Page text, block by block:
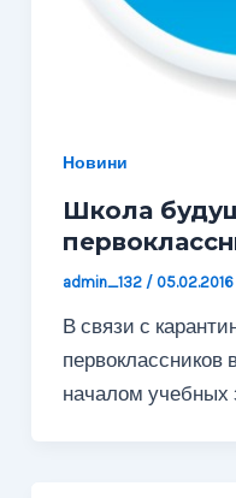
Новини
Школа
admin_132 / 05.02.2016
В связи с
первоклассников
началом учебных